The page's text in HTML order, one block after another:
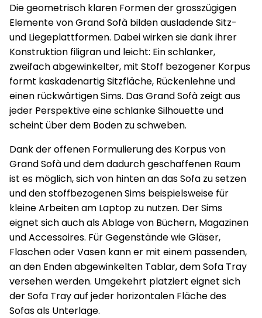
Die geometrisch klaren Formen der grosszügigen
Elemente von Grand Sofà bilden ausladende Sitz-
und Liegeplattformen. Dabei wirken sie dank ihrer
Konstruktion filigran und leicht: Ein schlanker,
zweifach abgewinkelter, mit Stoff bezogener Korpus
formt kaskadenartig Sitzfläche, Rückenlehne und
einen rückwärtigen Sims. Das Grand Sofà zeigt aus
jeder Perspektive eine schlanke Silhouette und
scheint über dem Boden zu schweben.
Dank der offenen Formulierung des Korpus von
Grand Sofà und dem dadurch geschaffenen Raum
ist es möglich, sich von hinten an das Sofa zu setzen
und den stoffbezogenen Sims beispielsweise für
kleine Arbeiten am Laptop zu nutzen. Der Sims
eignet sich auch als Ablage von Büchern, Magazinen
und Accessoires. Für Gegenstände wie Gläser,
Flaschen oder Vasen kann er mit einem passenden,
an den Enden abgewinkelten Tablar, dem Sofa Tray
versehen werden. Umgekehrt platziert eignet sich
der Sofa Tray auf jeder horizontalen Fläche des
Sofas als Unterlage.